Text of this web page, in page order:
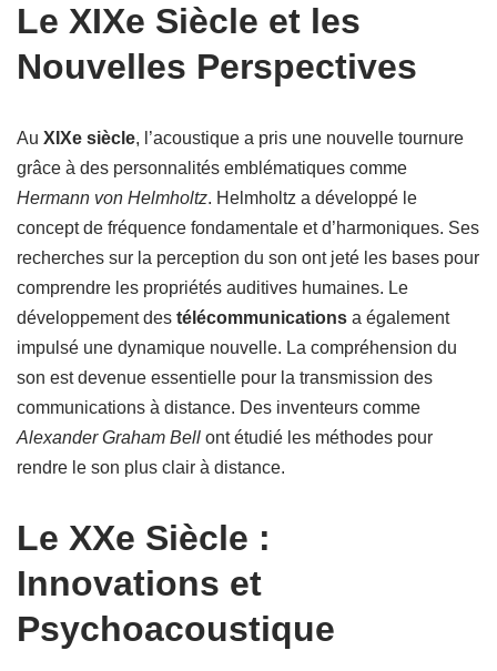
Le XIXe Siècle et les
Nouvelles Perspectives
Au XIXe siècle, l’acoustique a pris une nouvelle tournure
grâce à des personnalités emblématiques comme
Hermann von Helmholtz. Helmholtz a développé le
concept de fréquence fondamentale et d’harmoniques. Ses
recherches sur la perception du son ont jeté les bases pour
comprendre les propriétés auditives humaines. Le
développement des télécommunications a également
impulsé une dynamique nouvelle. La compréhension du
son est devenue essentielle pour la transmission des
communications à distance. Des inventeurs comme
Alexander Graham Bell ont étudié les méthodes pour
rendre le son plus clair à distance.
Le XXe Siècle :
Innovations et
Psychoacoustique